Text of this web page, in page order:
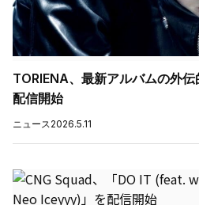
TORIENA、最新アルバムの外伝
配信開始
ニュース2026.5.11